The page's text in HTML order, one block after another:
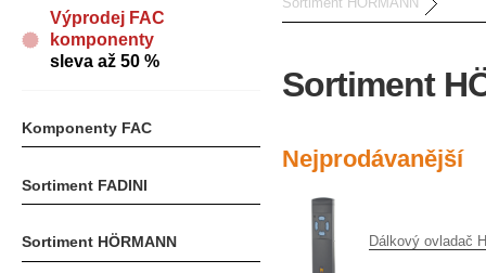
Výprodej FAC
komponenty
sleva až 50 %
Komponenty FAC
Sortiment FADINI
Sortiment HÖRMANN
Sortiment
Nejprodávanější
Dálkový ovladač